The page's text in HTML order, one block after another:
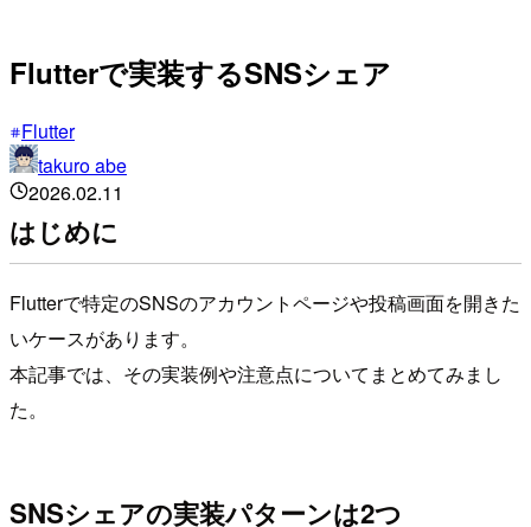
Flutterで実装するSNSシェア
Flutter
takuro abe
2026.02.11
はじめに
Flutterで特定のSNSのアカウントページや投稿画面を開きた
いケースがあります。
本記事では、その実装例や注意点についてまとめてみまし
た。
SNSシェアの実装パターンは2つ